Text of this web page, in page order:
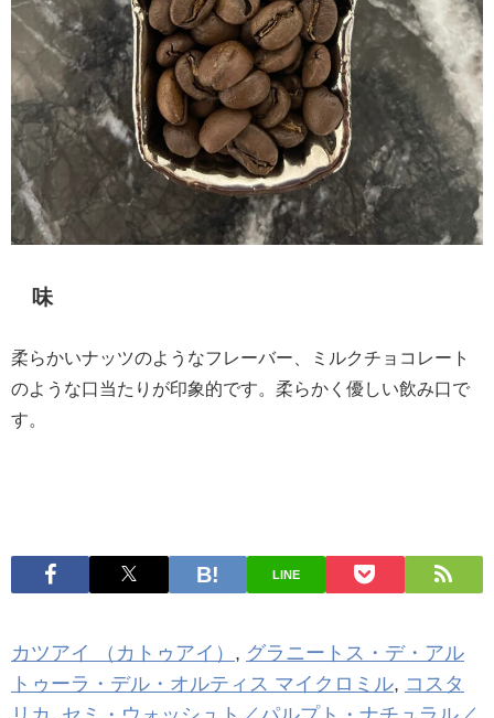
味
柔らかいナッツのようなフレーバー、ミルクチョコレート
のような口当たりが印象的です。柔らかく優しい飲み口で
す。
LINE
カツアイ （カトゥアイ） , グラニートス・デ・アル
トゥーラ・デル・オルティス マイクロミル, コスタ